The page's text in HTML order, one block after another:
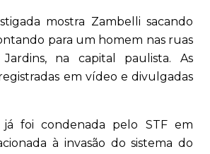
mostra Zambelli sacando
para um homem nas ruas
na capital paulista. As
em vídeo e divulgadas
foi condenada pelo STF em
à invasão do sistema do